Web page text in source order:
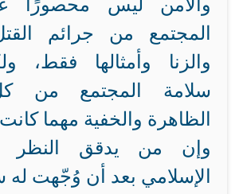
والأمن ليس محصورًا
المجتمع من جرائم
والزنا وأمثالها فقط،
سلامة المجتمع من
الظاهرة والخفية مهما
وإن من يدقق النظر
الإسلامي بعد أن وُجّهت